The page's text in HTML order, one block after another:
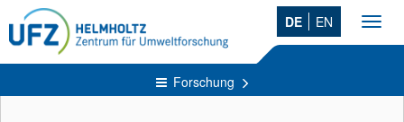
DE EN
Forschung